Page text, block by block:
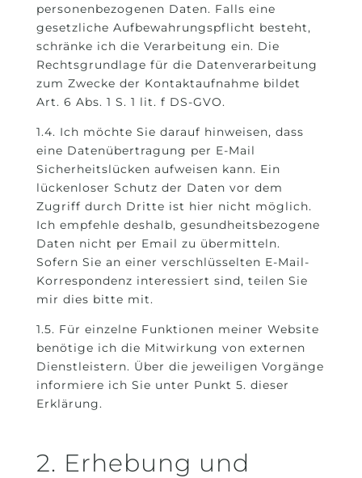
personenbezogenen Daten. Falls eine
gesetzliche Aufbewahrungspflicht besteht,
schränke ich die Verarbeitung ein. Die
Rechtsgrundlage für die Datenverarbeitung
zum Zwecke der Kontaktaufnahme bildet
Art. 6 Abs. 1 S. 1 lit. f DS-GVO.
1.4. Ich möchte Sie darauf hinweisen, dass
eine Datenübertragung per E-Mail
Sicherheitslücken aufweisen kann. Ein
lückenloser Schutz der Daten vor dem
Zugriff durch Dritte ist hier nicht möglich.
Ich empfehle deshalb, gesundheitsbezogene
Daten nicht per Email zu übermitteln.
Sofern Sie an einer verschlüsselten E-Mail-
Korrespondenz interessiert sind, teilen Sie
mir dies bitte mit.
1.5. Für einzelne Funktionen meiner Website
benötige ich die Mitwirkung von externen
Dienstleistern. Über die jeweiligen Vorgänge
informiere ich Sie unter Punkt 5. dieser
Erklärung.
2. Erhebung und